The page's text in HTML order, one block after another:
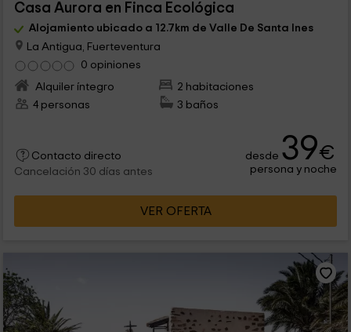
Casa Aurora en Finca Ecológica
Alojamiento ubicado a 12.7km de Valle De Santa Ines
La Antigua, Fuerteventura
0 opiniones
Alquiler íntegro
2 habitaciones
4 personas
3 baños
Contacto directo
Cancelación 30 días antes
desde 39€
persona y noche
VER OFERTA